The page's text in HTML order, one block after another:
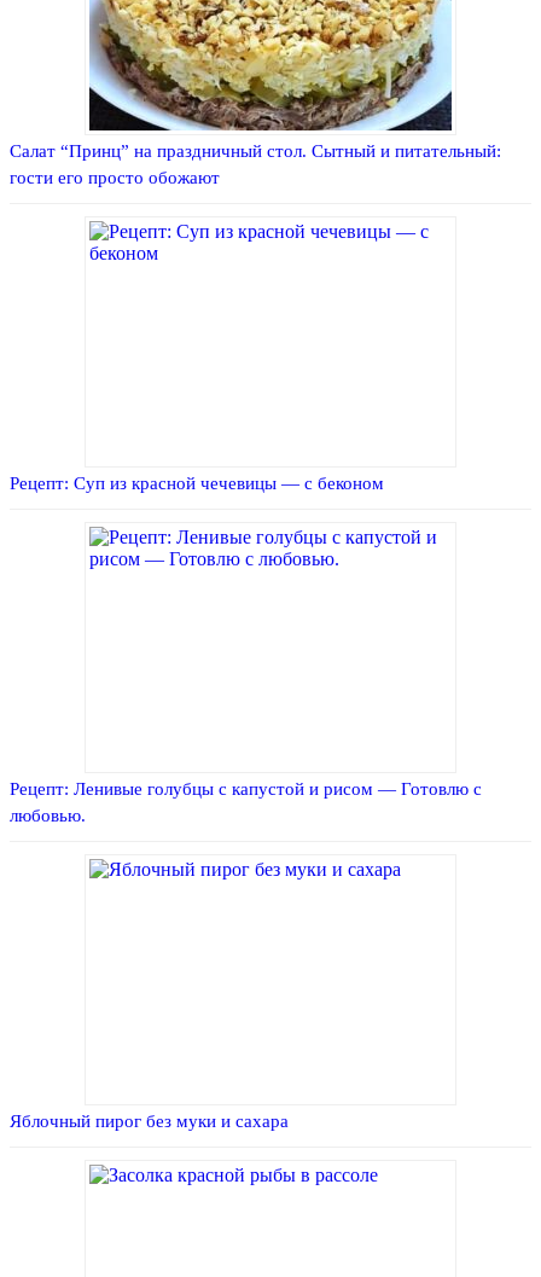
Салат “Принц” на праздничный стол. Сытный и питательный:
гости его просто обожают
Рецепт: Суп из красной чечевицы — с беконом
Рецепт: Ленивые голубцы с капустой и рисом — Готовлю с
любовью.
Яблочный пирог без муки и сахара